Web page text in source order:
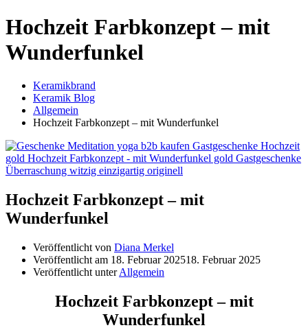
Hochzeit Farbkonzept – mit
Wunderfunkel
Keramikbrand
Keramik Blog
Allgemein
Hochzeit Farbkonzept – mit Wunderfunkel
Hochzeit Farbkonzept – mit
Wunderfunkel
Veröffentlicht von Diana Merkel
Veröffentlicht am 18. Februar 202518. Februar 2025
Veröffentlicht unterAllgemein
Hochzeit Farbkonzept – mit
Wunderfunkel